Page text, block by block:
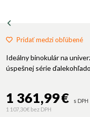
Pridať medzi obľúbené
Ideálny binokulár na
úspešnej série
1 361,99 €
s DPH
1 107,30 € bez DPH